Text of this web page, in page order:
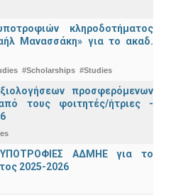
κληροδοτήματος
Μανασσάκη» για το ακαδ.
#Scholarships #Studies
προσφερόμενων
τους φοιτητές/ήτριες -
ΑΔΜΗΕ για το
2025-2026